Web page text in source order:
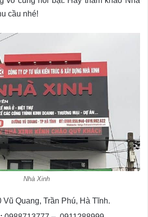
cầu nhé!
Nhà Xinh
Vũ Quang, Trần Phú, Hà Tĩnh.